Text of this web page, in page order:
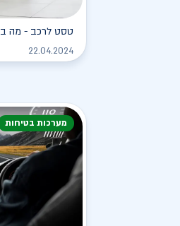
טסט לרכב - מה
22.04.2024
מערכות בטיחות